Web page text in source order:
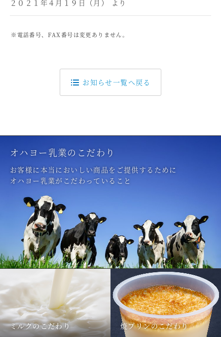
２０２１年４月１９日（月） より
※電話番号、FAX番号は変更ありません。
お知らせ一覧へ戻る
オハヨー乳業のこだわり
お客様に本当においしい商品をご提供するために
オハヨー乳業がこだわっていること
ミルクのこだわり 焼プリンのこだわり